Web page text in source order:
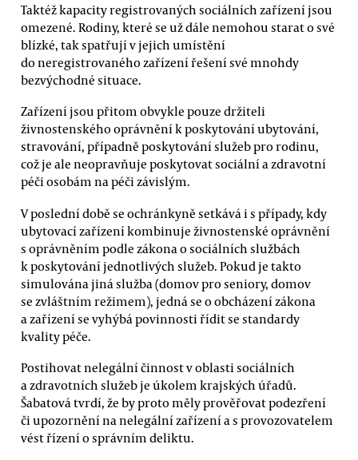
Taktéž kapacity registrovaných sociálních zařízení jsou
omezené. Rodiny, které se už dále nemohou starat o své
blízké, tak spatřují v jejich umístění
do neregistrovaného zařízení řešení své mnohdy
bezvýchodné situace.
Zařízení jsou přitom obvykle pouze držiteli
živnostenského oprávnění k poskytování ubytování,
stravování, případně poskytování služeb pro rodinu,
což je ale neopravňuje poskytovat sociální a zdravotní
péči osobám na péči závislým.
V poslední době se ochránkyně setkává i s případy, kdy
ubytovací zařízení kombinuje živnostenské oprávnění
s oprávněním podle zákona o sociálních službách
k poskytování jednotlivých služeb. Pokud je takto
simulována jiná služba (domov pro seniory, domov
se zvláštním režimem), jedná se o obcházení zákona
a zařízení se vyhýbá povinnosti řídit se standardy
kvality péče.
Postihovat nelegální činnost v oblasti sociálních
a zdravotních služeb je úkolem krajských úřadů.
Šabatová tvrdí, že by proto měly prověřovat podezření
či upozornění na nelegální zařízení a s provozovatelem
vést řízení o správním deliktu.